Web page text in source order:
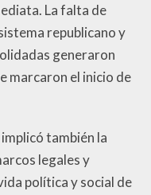
La falta de
republicano y
generaron
marcaron el inicio de
también la
legales y
política y social de